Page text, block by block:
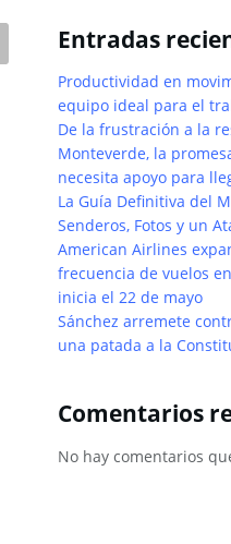
Entradas
Productividad en
equipo ideal para el
De la frustración a la
Monteverde, la
necesita apoyo para
La Guía Definitiva del
Senderos, Fotos y un
American Airlines
frecuencia de vuelos
inicia el 22 de mayo
Sánchez arremete
una patada a la
Comentarios
No hay comentarios